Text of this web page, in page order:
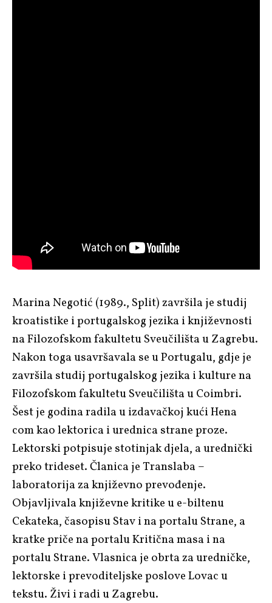
Marina Negotić (1989., Split) završila je studij
kroatistike i portugalskog jezika i književnosti
na Filozofskom fakultetu Sveučilišta u Zagrebu.
Nakon toga usavršavala se u Portugalu, gdje je
završila studij portugalskog jezika i kulture na
Filozofskom fakultetu Sveučilišta u Coimbri.
Šest je godina radila u izdavačkoj kući Hena
com kao lektorica i urednica strane proze.
Lektorski potpisuje stotinjak djela, a urednički
preko trideset. Članica je Translaba –
laboratorija za književno prevođenje.
Objavljivala književne kritike u e-biltenu
Cekateka, časopisu Stav i na portalu Strane, a
kratke priče na portalu Kritična masa i na
portalu Strane. Vlasnica je obrta za uredničke,
lektorske i prevoditeljske poslove Lovac u
tekstu. Živi i radi u Zagrebu.